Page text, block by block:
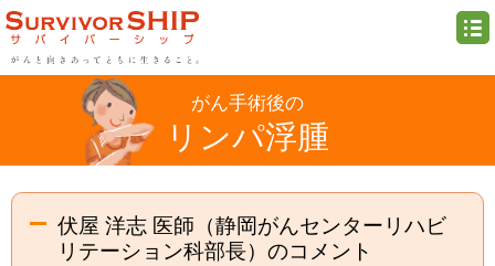
がん手術後の
リンパ浮腫
伏屋 洋志 医師（静岡がんセンターリハビ
リテーション科部長）のコメント